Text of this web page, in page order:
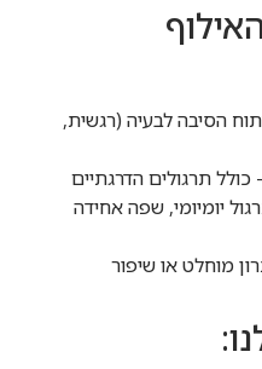
הסיבה לבעיה (רגשית,
כולל תרגולים הדרגתיים
יומיומי, שפה אחידה
מוחלט או שיפור